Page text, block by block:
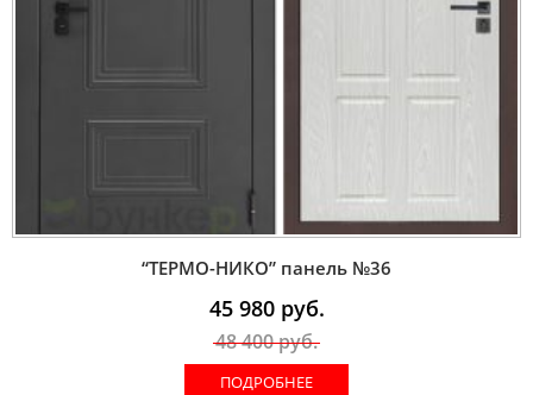
“ТЕРМО-НИКО” панель №36
45 980руб.
48 400руб.
ПОДРОБНЕЕ